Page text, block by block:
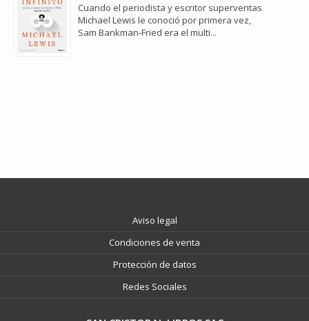
Cuando el periodista y escritor superventas
Michael Lewis le conoció por primera vez,
Sam Bankman-Fried era el multi...
Aviso legal
Condiciones de venta
Protección de datos
Redes Sociales